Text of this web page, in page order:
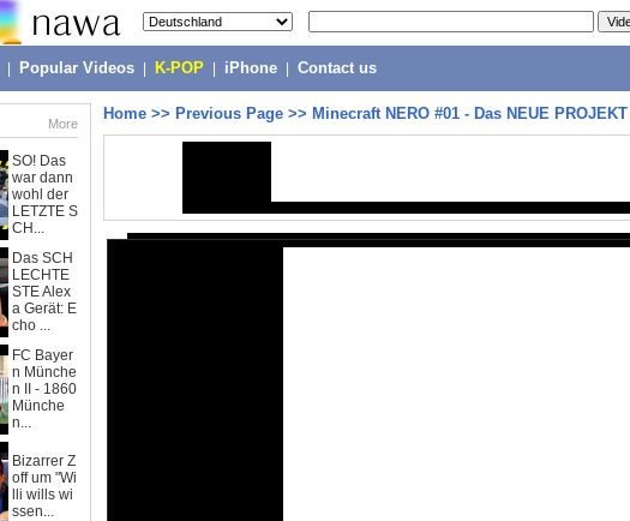
Popular Videos K-POP iPhone Contact us
More
SO! Das
war dann
wohl der
LETZTE S
CH...
Das SCH
LECHTE
STE Alex
a Gerät: E
cho ...
FC Bayer
n Münche
n II - 1860
Münche
n...
Bizarrer Z
off um "Wi
lli wills wi
ssen...
Home >> Previous Page >> Minecraft NERO #01 - Das NEUE